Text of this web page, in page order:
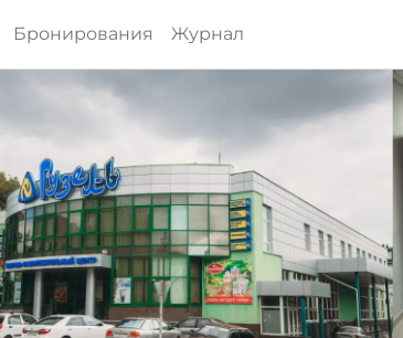
Бронирования Журнал